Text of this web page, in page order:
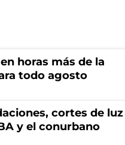
horas más de la
todo agosto
cortes de luz
y el conurbano